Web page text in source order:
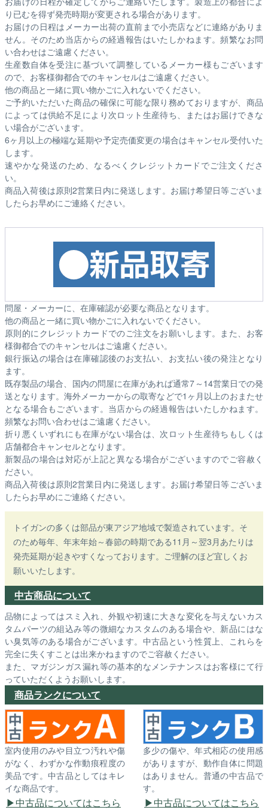
り已むを得ず発売時期が変更される場合があります。
お届けの日程はメーカー出荷の直前まで小売店などに連絡がありま
せん。そのため当店からの経過報告はいたしかねます。頻繁なお問
い合わせはご遠慮ください。
生産数自体を受注に基づいて調整しているメーカー様もございます
ので、お客様御都合でのキャンセルはご遠慮ください。
他の商品と一緒に買い物かごに入れないでください。
ご予約いただいた商品の確保に可能な限り務めておりますが、商品
によっては供給不足により次ロット生産待ち、またはお届けできな
い場合がございます。
6ヶ月以上の極端な延期や予定売価変更の場合はキャンセル受付いた
します。
速やかな発送のため、なるべくクレジットカードでご注文くださ
い。
商品入荷後は原則2営業日内に発送します。お届け希望日等ございま
したらお早めにご連絡ください。
問屋・メーカーに、在庫確認が必要な商品となります。
他の商品と一緒に買い物かごに入れないでください。
原則的にクレジットカードでのご注文をお願いします。また、お客
様御都合でのキャンセルはご遠慮ください。
銀行振込の場合は在庫確認後のお支払い、お支払い後の発注となり
ます。
既存製品の場合、国内の問屋に在庫があれば通常7～14営業日での発
送となります。海外メーカーからの取寄などで1ヶ月以上のおまたせ
となる場合もございます。 当店からの経過報告はいたしかねます。
頻繁なお問い合わせはご遠慮ください。
折り悪くいずれにも在庫がない場合は、次ロット生産待ちもしくは
店舗都合キャンセルとなります。
新製品の場合は対応が上記と異なる場合がございますのでご容赦く
ださい。
商品入荷後は原則2営業日内に発送します。お届け希望日等ございま
したらお早めにご連絡ください。
トイガンの多くは部品が東アジア地域で製造されています。そ
のため毎年、年末年始～春節の時期である11月～翌3月あたりは
発売延期が起きやすくなっております。ご理解のほど宜しくお
願いいたします。
中古商品について
品物によってはスミ入れ、外観や初速に大きな変化を与えないカス
タムパーツの組込み等の微細なカスタムのある場合や、新品にはな
い臭気等のある場合がございます。中古品という性質上、これらを
完全に失くすことは出来かねますのでご容赦ください。
また、マガジンガス漏れ等の基本的なメンテナンスはお客様にて行
っていただくようお願いします。
商品ランクについて
室内使用のみや目立つ汚れや傷
がなく、わずかな作動痕程度の
美品です。中古品としてはキレ
イな商品です。
中古品についてはこちら
多少の傷や、年式相応の使用感
がありますが、動作自体に問題
はありません。普通の中古品で
す。
中古品についてはこちら